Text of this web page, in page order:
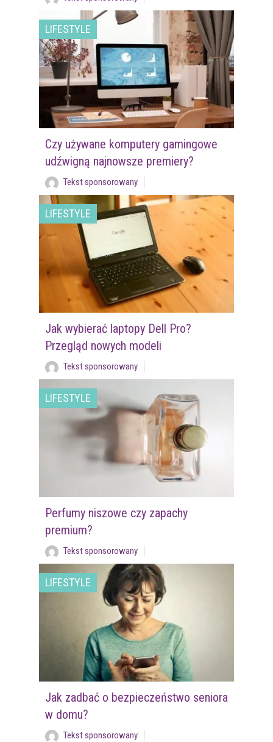
LIFESTYLE
Czy używane komputery gamingowe
udźwigną najnowsze premiery?
Tekst sponsorowany
LIFESTYLE
Jak wybierać laptopy Dell Pro?
Przegląd nowych modeli
Tekst sponsorowany
LIFESTYLE
Perfumy niszowe czy zapachy
premium?
Tekst sponsorowany
LIFESTYLE
Jak zadbać o bezpieczeństwo seniora
w domu?
Tekst sponsorowany